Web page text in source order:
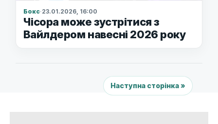
Бокс·23.01.2026, 16:00
Чісора може зустрітися з
Вайлдером навесні 2026 року
Наступна сторінка »